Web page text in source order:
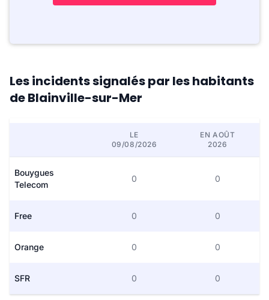
Les incidents signalés par les habitants
de Blainville-sur-Mer
LE
09/08/2026
EN AOÛT
2026
Bouygues
Telecom
0 0
Free 0 0
Orange 0 0
SFR 0 0